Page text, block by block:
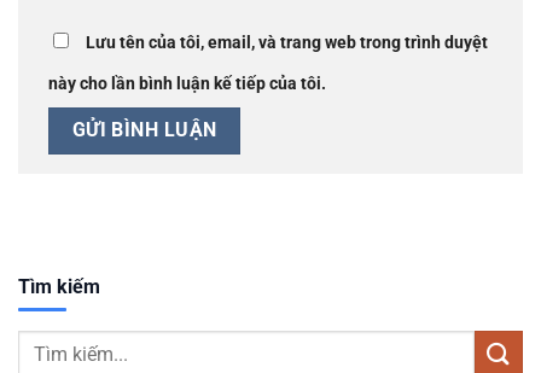
Lưu tên của tôi, email, và trang web trong trình duyệt
này cho lần bình luận kế tiếp của tôi.
Tìm kiếm